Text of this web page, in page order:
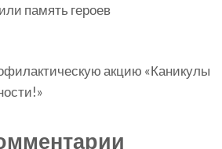
память героев
акцию «Каникулы